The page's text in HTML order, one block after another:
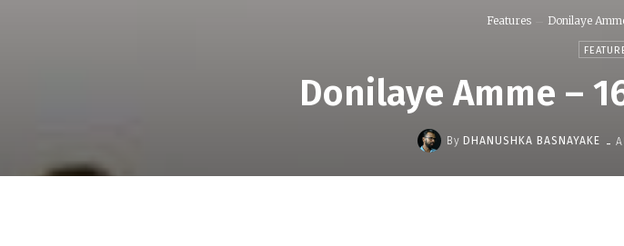
Features Donilaye
Donilaye Amme
By DHANUSHKA BASNAYAKE -